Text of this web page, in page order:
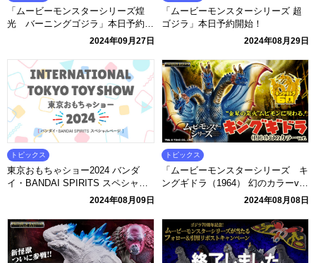
「ムービーモンスターシリーズ煌
光 バーニングゴジラ」本日予約開
2024年09月27日
「ムービーモンスターシリーズ 超
ゴジラ」本日予約開始！
2024年08月29日
トピックス
東京おもちゃショー2024 バンダ
イ・BANDAI SPIRITS スペシャル
2024年08月09日
トピックス
「ムービーモンスターシリーズ キ
ングギドラ（1964） 幻のカラーve
2024年08月08日